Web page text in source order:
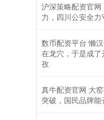
沪深策略配资官
力，四川公安全
数币配资平台 懒
在龙穴，于是成
孜
真牛配资官网 大
突破，国民品牌